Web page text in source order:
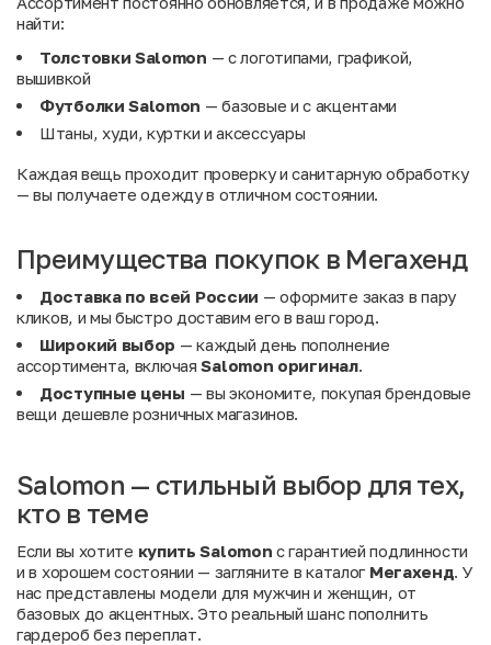
найти:
Толстовки Salomon — с логотипами, графикой,
вышивкой
Футболки Salomon — базовые и с акцентами
Штаны, худи, куртки и аксессуары
Каждая вещь проходит проверку и санитарную обработку
— вы получаете одежду в отличном состоянии.
Преимущества покупок в Мегахенд
Доставка по всей России — оформите заказ в пару
кликов, и мы быстро доставим его в ваш город.
Широкий выбор — каждый день пополнение
ассортимента, включаяSalomon оригинал.
Доступные цены — вы экономите, покупая брендовые
вещи дешевле розничных магазинов.
Salomon — стильный выбор для тех,
кто в теме
Если вы хотите купить Salomon с гарантией подлинности
и в хорошем состоянии — загляните в каталог Мегахенд. У
нас представлены модели для мужчин и женщин, от
базовых до акцентных. Это реальный шанс пополнить
гардероб без переплат.